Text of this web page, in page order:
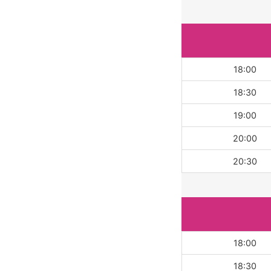
18:00
18:30
19:00
20:00
20:30
18:00
18:30